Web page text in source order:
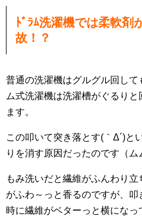
ﾄﾞﾗﾑ洗濯機では柔軟剤
故！？
普通の洗濯機はグルグル回し
ム式洗濯機は洗濯槽がぐるり
ます。
この叩いて突き落とす(｀Δ´)と
りを消す原因だったのです（ム
もみ洗いだと繊維がふんわり
がふわ～っと香るのですが、
時に繊維がベターっと横にな